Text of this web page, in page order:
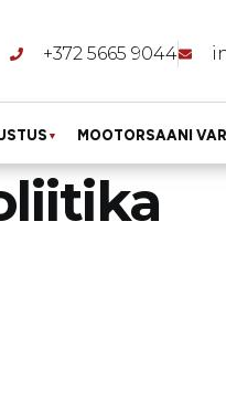
+372 5665 9044
▼ MOOTORSAANI